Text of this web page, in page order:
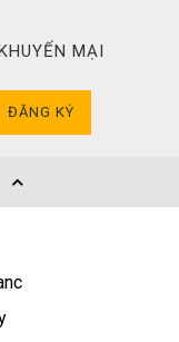
MẠI
ĐĂNG KÝ